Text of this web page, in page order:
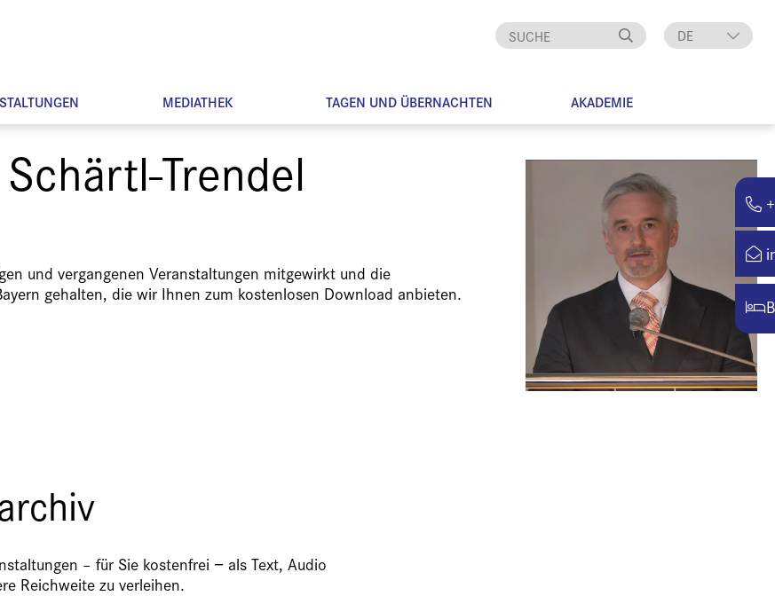
DE
MEDIATHEK TAGEN UND ÜBERNACHTEN AKADEMIE
Trendel
und vergangenen Veranstaltungen mitgewirkt und die
gehalten, die wir Ihnen zum kostenlosen Download anbieten.
– für Sie kostenfrei − als Text, Audio
Reichweite zu verleihen.